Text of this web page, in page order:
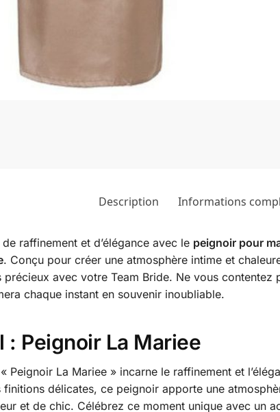
Description Informations
raffinement et d’élégance avec le peignoir pour
. Conçu pour créer une atmosphère intime et
avec votre Team Bride. Ne vous
chaque instant en souvenir inoubliable.
: Peignoir La Mariee
Peignoir La Mariee » incarne le raffinement et
finitions délicates, ce peignoir apporte une
et de chic. Célébrez ce moment unique avec un